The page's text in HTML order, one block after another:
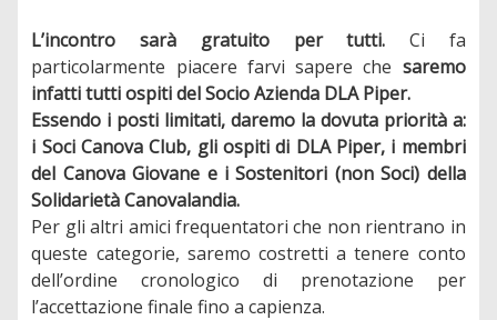
L’incontro sarà gratuito per tutti. Ci fa
particolarmente piacere farvi sapere che saremo
infatti tutti ospiti del Socio Azienda DLA Piper.
Essendo i posti limitati, daremo la dovuta priorità a:
i Soci Canova Club, gli ospiti di DLA Piper, i membri
del Canova Giovane e i Sostenitori (non Soci) della
Solidarietà Canovalandia.
Per gli altri amici frequentatori che non rientrano in
queste categorie, saremo costretti a tenere conto
dell’ordine cronologico di prenotazione per
l’accettazione finale fino a capienza.